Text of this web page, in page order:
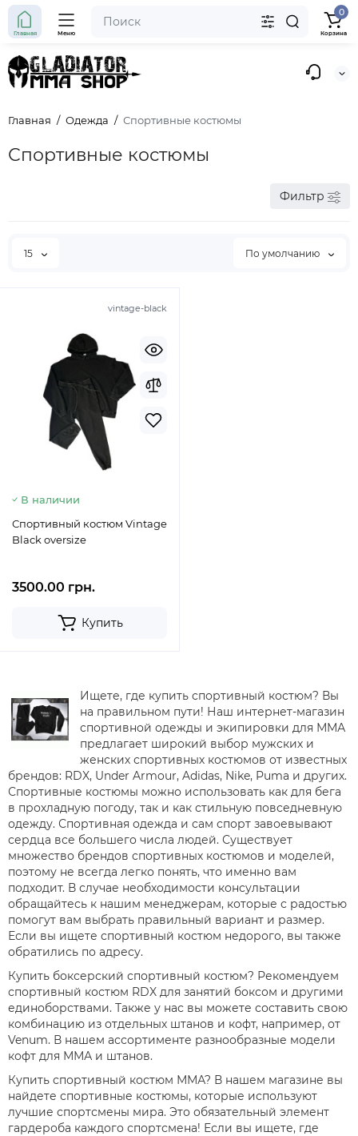
Главная Меню
0
Корзина
Главная Одежда Спортивные костюмы
Спортивные костюмы
Фильтр
15 По умолчанию
vintage-black
В наличии
Спортивный костюм Vintage
Black oversize
3500.00 грн.
Купить
Ищете, где купить спортивный костюм? Вы
на правильном пути! Наш интернет-магазин
спортивной одежды и экипировки для ММА
предлагает широкий выбор мужских и
женских спортивных костюмов от известных
брендов: RDX, Under Armour, Adidas, Nike, Puma и других.
Спортивные костюмы можно использовать как для бега
в прохладную погоду, так и как стильную повседневную
одежду. Спортивная одежда и сам спорт завоевывают
сердца все большего числа людей. Существует
множество брендов спортивных костюмов и моделей,
поэтому не всегда легко понять, что именно вам
подходит. В случае необходимости консультации
обращайтесь к нашим менеджерам, которые с радостью
помогут вам выбрать правильный вариант и размер.
Если вы ищете спортивный костюм недорого, вы также
обратились по адресу.
Купить боксерский спортивный костюм? Рекомендуем
спортивный костюм RDX для занятий боксом и другими
единоборствами. Также у нас вы можете составить свою
комбинацию из отдельных штанов и кофт, например, от
Venum. В нашем ассортименте разнообразные модели
кофт для ММА и штанов.
Купить спортивный костюм ММА? В нашем магазине вы
найдете спортивные костюмы, которые используют
лучшие спортсмены мира. Это обязательный элемент
гардероба каждого спортсмена! Если вы ищете, где